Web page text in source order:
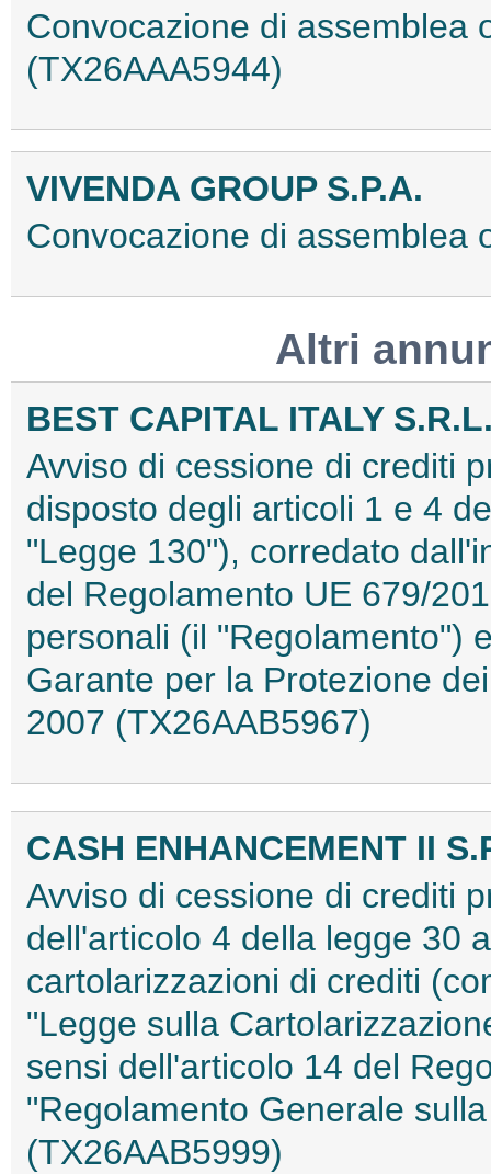
Convocazione di assemblea
(TX26AAA5944)
VIVENDA GROUP S.P.A.
Convocazione di assemblea
Altri
BEST CAPITAL ITALY
Avviso di cessione di crediti
disposto degli articoli 1 e 4
"Legge 130"), corredato
del Regolamento UE 679/
personali (il "Regolamento")
Garante per la Protezione
2007 (TX26AAB5967)
CASH ENHANCEMENT II
Avviso di cessione di crediti
dell'articolo 4 della legge 30
cartolarizzazioni di crediti
"Legge sulla
sensi dell'articolo 14 del
"Regolamento Generale
(TX26AAB5999)